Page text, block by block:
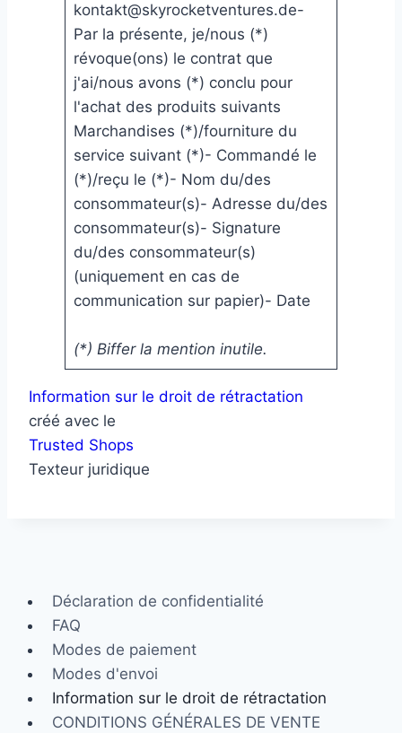
kontakt@skyrocketventures.de-
Par la présente, je/nous (*)
révoque(ons) le contrat que
j'ai/nous avons (*) conclu pour
l'achat des produits suivants
Marchandises (*)/fourniture du
service suivant (*)- Commandé le
(*)/reçu le (*)- Nom du/des
consommateur(s)- Adresse du/des
consommateur(s)- Signature
du/des consommateur(s)
(uniquement en cas de
communication sur papier)- Date
(*) Biffer la mention inutile.
Information sur le droit de rétractation
créé avec le
Trusted Shops
Texteur juridique
Déclaration de confidentialité
FAQ
Modes de paiement
Modes d'envoi
Information sur le droit de rétractation
CONDITIONS GÉNÉRALES DE VENTE